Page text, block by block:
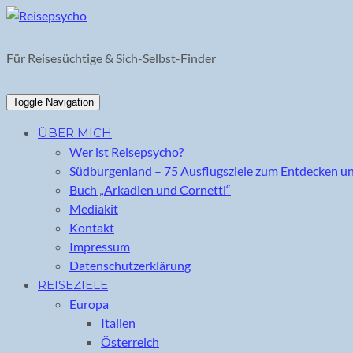
Skip
content
Für Reisesüchtige & Sich-Selbst-Finder
Toggle Navigation
ÜBER MICH
Wer ist Reisepsycho?
Südburgenland – 75 Ausflugsziele zum Entdecken
Buch „Arkadien und Cornetti“
Mediakit
Kontakt
Impressum
Datenschutzerklärung
REISEZIELE
Europa
Italien
Österreich